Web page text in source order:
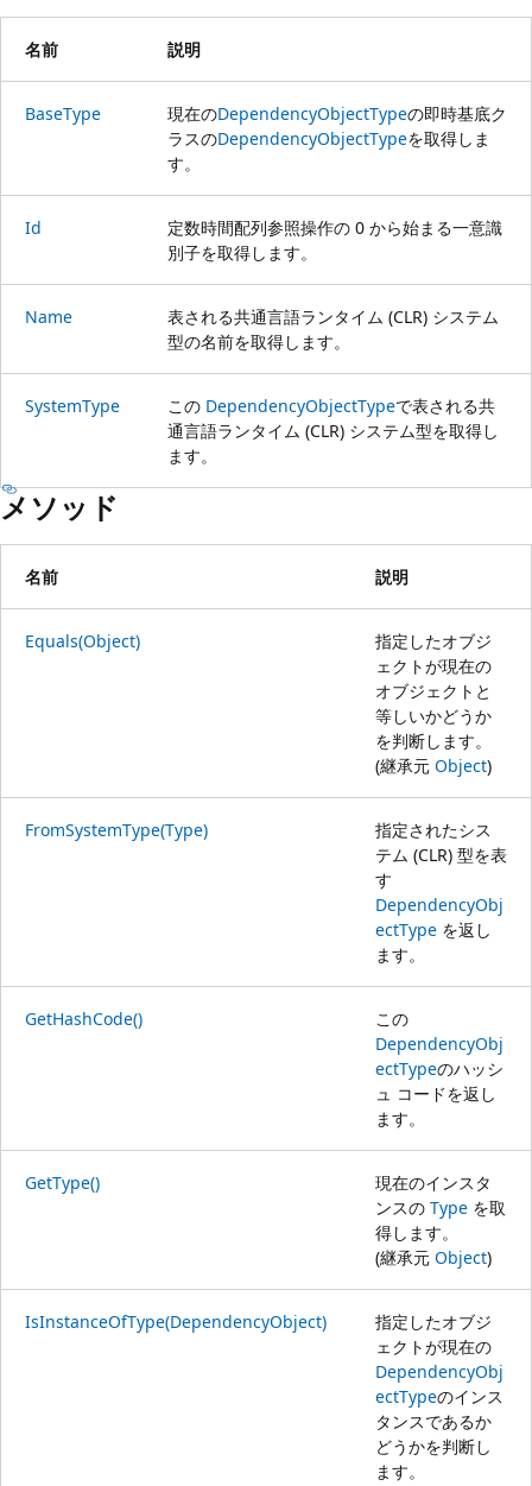
名前 説明
BaseType 現在のDependencyObjectTypeの即時基底ク
ラスのDependencyObjectTypeを取得しま
す。
Id
定数時間配列参照操作の 0 から始まる一意識
別子を取得します。
Name
表される共通言語ランタイム (CLR) システム
型の名前を取得します。
SystemType この DependencyObjectTypeで表される共
通言語ランタイム (CLR) システム型を取得し
ます。
メソッド
名前 説明
Equals(Object)
指定したオブジ
ェクトが現在の
オブジェクトと
等しいかどうか
を判断します。
(継承元 Object)
FromSystemType(Type)
指定されたシス
テム (CLR) 型を表
す
DependencyObj
ectType を返し
ます。
GetHashCode()
この
DependencyObj
ectTypeのハッシ
ュ コードを返し
ます。
GetType()
現在のインスタ
ンスの Type を取
得します。
(継承元 Object)
IsInstanceOfType(DependencyObject)
指定したオブジ
ェクトが現在の
DependencyObj
ectTypeのインス
タンスであるか
どうかを判断し
ます。